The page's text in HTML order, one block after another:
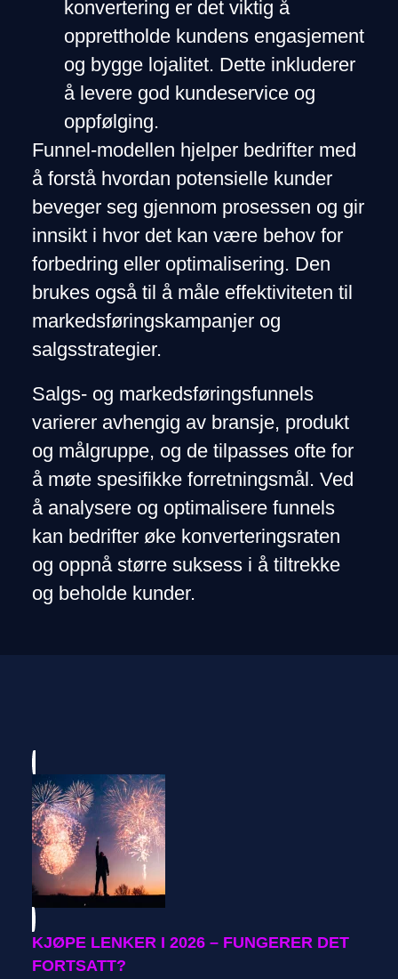
konvertering er det viktig å
opprettholde kundens engasjement
og bygge lojalitet. Dette inkluderer
å levere god kundeservice og
oppfølging.
Funnel-modellen hjelper bedrifter med
å forstå hvordan potensielle kunder
beveger seg gjennom prosessen og gir
innsikt i hvor det kan være behov for
forbedring eller optimalisering. Den
brukes også til å måle effektiviteten til
markedsføringskampanjer og
salgsstrategier.
Salgs- og markedsføringsfunnels
varierer avhengig av bransje, produkt
og målgruppe, og de tilpasses ofte for
å møte spesifikke forretningsmål. Ved
å analysere og optimalisere funnels
kan bedrifter øke konverteringsraten
og oppnå større suksess i å tiltrekke
og beholde kunder.
KJØPE LENKER I 2026 – FUNGERER DET
FORTSATT?